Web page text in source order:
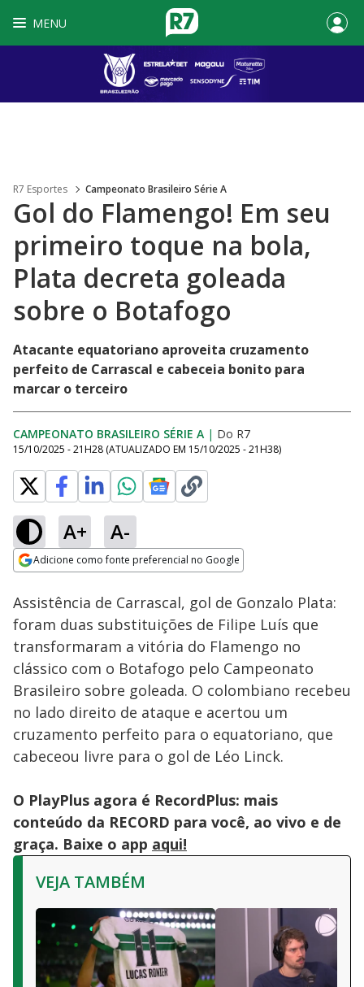
MENU
R7 Esportes Campeonato Brasileiro Série A
Gol do Flamengo! Em seu
primeiro toque na bola,
Plata decreta goleada
sobre o Botafogo
Atacante equatoriano aproveita cruzamento
perfeito de Carrascal e cabeceia bonito para
marcar o terceiro
CAMPEONATO BRASILEIRO SÉRIE A | Do R7
15/10/2025 - 21H28 (ATUALIZADO EM 15/10/2025 - 21H38)
A+ A-
Adicione como fonte preferencial no Google
Ativar
79.58%
Assistência de Carrascal, gol de Gonzalo Plata:
foram duas substituições de Filipe Luís que
transformaram a vitória do Flamengo no
clássico com o Botafogo pelo Campeonato
Brasileiro sobre goleada. O colombiano recebeu
no lado direito de ataque e acertou um
cruzamento perfeito para o equatoriano, que
cabeceou livre para o gol de Léo Linck.
O PlayPlus agora é RecordPlus: mais
conteúdo da RECORD para você, ao vivo e de
graça. Baixe o app aqui!
VEJA TAMBÉM